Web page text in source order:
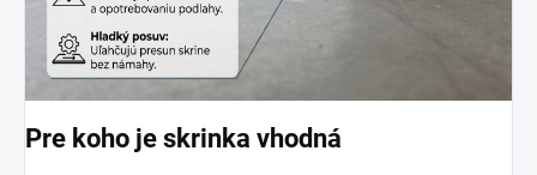
Pre koho je skrinka vhodná